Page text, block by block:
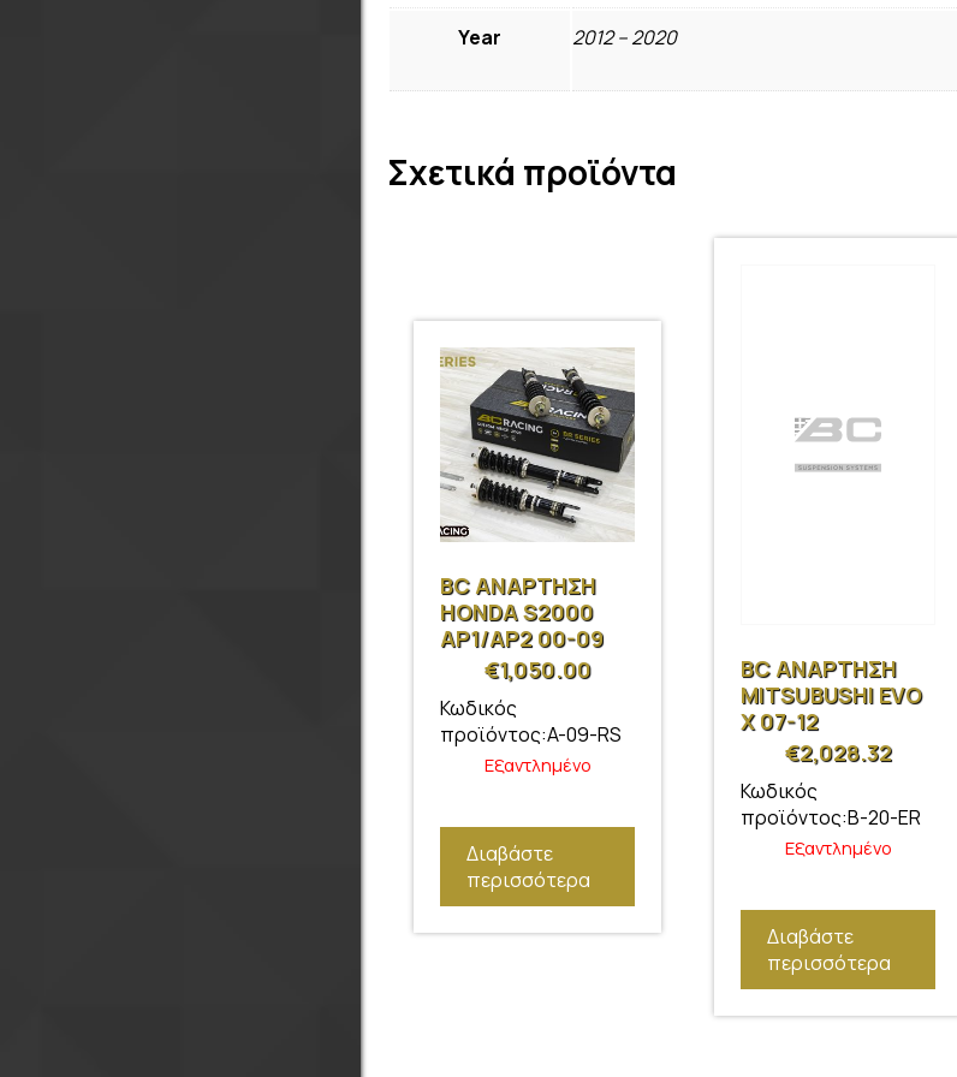
Year 2012 – 2020
Σχετικά προϊόντα
BC ΑΝΑΡΤΗΣΗ
HONDA S2000
AP1/AP2 00-09
€1,050.00
Κωδικός
προϊόντος:A-09-RS
Εξαντλημένο
Διαβάστε
περισσότερα
BC ΑΝΑΡΤΗΣΗ
MITSUBUSHI EVO
X 07-12
€2,028.32
Κωδικός
προϊόντος:B-20-ER
Εξαντλημένο
Διαβάστε
περισσότερα